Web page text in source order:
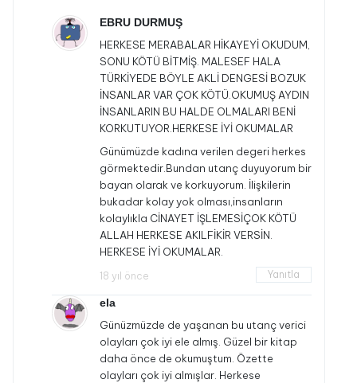
EBRU DURMUŞ
HERKESE MERABALAR HİKAYEYİ OKUDUM,
SONU KÖTÜ BİTMİŞ. MALESEF HALA
TÜRKİYEDE BÖYLE AKLİ DENGESİ BOZUK
İNSANLAR VAR ÇOK KÖTÜ.OKUMUŞ AYDIN
İNSANLARIN BU HALDE OLMALARI BENİ
KORKUTUYOR.HERKESE İYİ OKUMALAR
Günümüzde kadına verilen degeri herkes
görmektedir.Bundan utanç duyuyorum bir
bayan olarak ve korkuyorum. İlişkilerin
bukadar kolay yok olması,insanların
kolaylıkla CİNAYET İŞLEMESİÇOK KÖTÜ
ALLAH HERKESE AKILFİKİR VERSİN.
HERKESE İYİ OKUMALAR.
18 yıl önce Yanıtla
ela
Günüzmüzde de yaşanan bu utanç verici
olayları çok iyi ele almış. Güzel bir kitap
daha önce de okumuştum. Özette
olayları çok iyi almışlar. Herkese